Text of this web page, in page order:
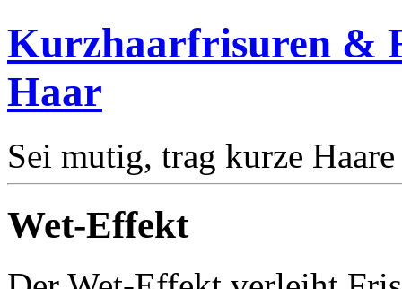
Kurzhaarfrisuren &
Haar
Sei mutig, trag kurze Haare
Wet-Effekt